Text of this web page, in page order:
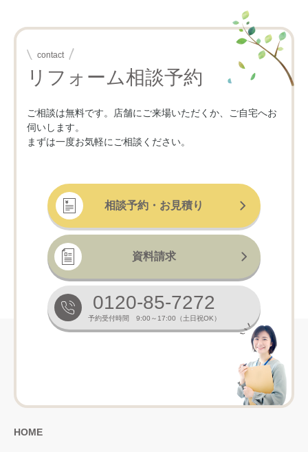
contact
リフォーム相談予約
ご相談は無料です。店舗にご来場いただくか、ご自宅へお
伺いします。
まずは一度お気軽にご相談ください。
相談予約・お見積り
資料請求
0120-85-7272
予約受付時間 9:00～17:00（土日祝OK）
HOME